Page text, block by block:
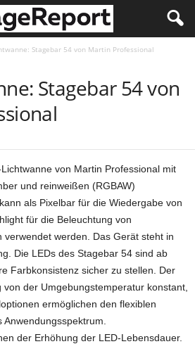
Stagebar 54 von Martin Professional
Stagebar 54 von
von Martin Professional mit
und reinweißen (RGBAW)
als Pixelbar für die Wiedergabe von
für die Beleuchtung von
verwendet werden. Das Gerät steht in
Die LEDs des Stagebar 54 sind ab
Farbkonsistenz sicher zu stellen. Der
der Umgebungstemperatur konstant,
ermöglichen den flexiblen
der Erhöhung der LED-Lebensdauer.